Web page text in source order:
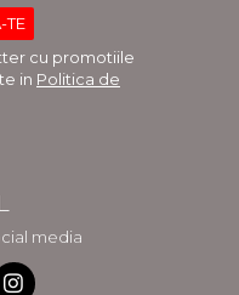
cu promotiile
in Politica de
media